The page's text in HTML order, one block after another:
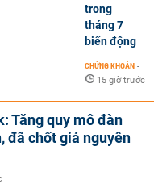
trong
tháng 7
biến động
CHỨNG KHOÁN -
15 giờ trước
Tăng quy mô đàn
đã chốt giá nguyên